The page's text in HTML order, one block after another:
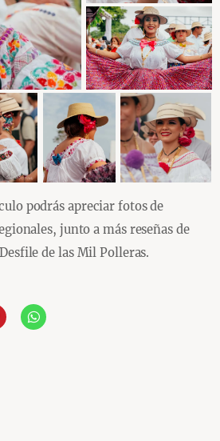
podrás apreciar fotos de
junto a más reseñas de
de las Mil Polleras.